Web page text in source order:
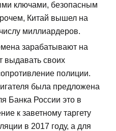
ключами, безопасным
Китай вышел на
миллиардеров.
зарабатывают на
выдавать своих
полиции.
была предложена
Банка России это в
к заветному таргету
в 2017 году, а для